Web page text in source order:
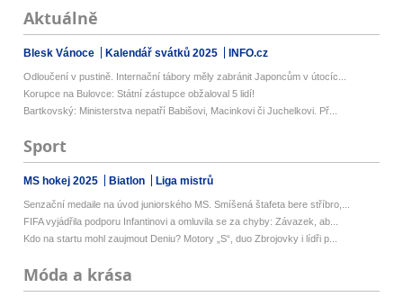
Aktuálně
Blesk Vánoce Kalendář svátků 2025 INFO.cz
Odloučení v pustině. Internační tábory měly zabránit Japoncům v útocíc...
Korupce na Bulovce: Státní zástupce obžaloval 5 lidí!
Bartkovský: Ministerstva nepatří Babišovi, Macinkovi či Juchelkovi. Př...
Sport
MS hokej 2025 Biatlon Liga mistrů
Senzační medaile na úvod juniorského MS. Smíšená štafeta bere stříbro,...
FIFA vyjádřila podporu Infantinovi a omluvila se za chyby: Závazek, ab...
Kdo na startu mohl zaujmout Deniu? Motory „S“, duo Zbrojovky i lídři p...
Móda a krása